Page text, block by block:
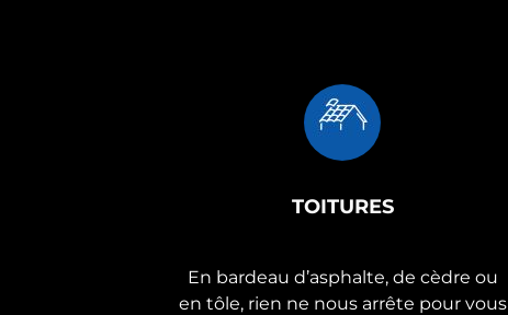
TOITURES
En bardeau d’asphalte, de cèdre ou
en tôle, rien ne nous arrête pour vous